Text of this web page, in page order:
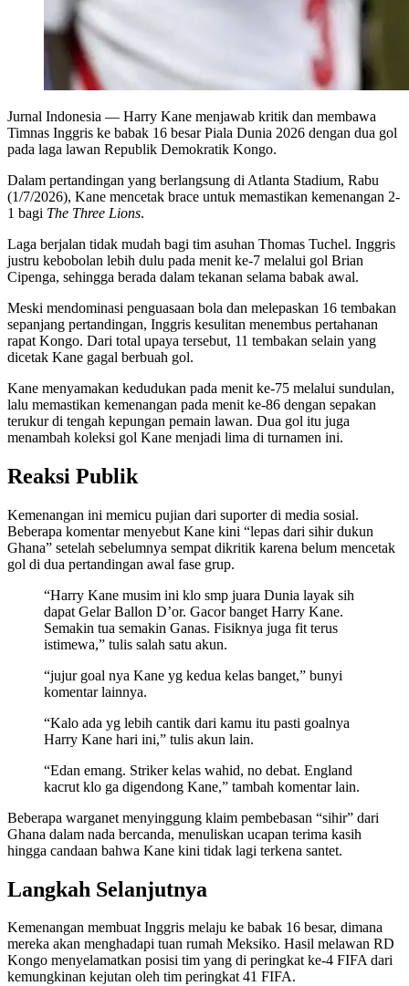
Jurnal Indonesia — Harry Kane menjawab kritik dan membawa
Timnas Inggris ke babak 16 besar Piala Dunia 2026 dengan dua gol
pada laga lawan Republik Demokratik Kongo.
Dalam pertandingan yang berlangsung di Atlanta Stadium, Rabu
(1/7/2026), Kane mencetak brace untuk memastikan kemenangan 2-
1 bagi The Three Lions.
Laga berjalan tidak mudah bagi tim asuhan Thomas Tuchel. Inggris
justru kebobolan lebih dulu pada menit ke-7 melalui gol Brian
Cipenga, sehingga berada dalam tekanan selama babak awal.
Meski mendominasi penguasaan bola dan melepaskan 16 tembakan
sepanjang pertandingan, Inggris kesulitan menembus pertahanan
rapat Kongo. Dari total upaya tersebut, 11 tembakan selain yang
dicetak Kane gagal berbuah gol.
Kane menyamakan kedudukan pada menit ke-75 melalui sundulan,
lalu memastikan kemenangan pada menit ke-86 dengan sepakan
terukur di tengah kepungan pemain lawan. Dua gol itu juga
menambah koleksi gol Kane menjadi lima di turnamen ini.
Reaksi Publik
Kemenangan ini memicu pujian dari suporter di media sosial.
Beberapa komentar menyebut Kane kini “lepas dari sihir dukun
Ghana” setelah sebelumnya sempat dikritik karena belum mencetak
gol di dua pertandingan awal fase grup.
“Harry Kane musim ini klo smp juara Dunia layak sih
dapat Gelar Ballon D’or. Gacor banget Harry Kane.
Semakin tua semakin Ganas. Fisiknya juga fit terus
istimewa,” tulis salah satu akun.
“jujur goal nya Kane yg kedua kelas banget,” bunyi
komentar lainnya.
“Kalo ada yg lebih cantik dari kamu itu pasti goalnya
Harry Kane hari ini,” tulis akun lain.
“Edan emang. Striker kelas wahid, no debat. England
kacrut klo ga digendong Kane,” tambah komentar lain.
Beberapa warganet menyinggung klaim pembebasan “sihir” dari
Ghana dalam nada bercanda, menuliskan ucapan terima kasih
hingga candaan bahwa Kane kini tidak lagi terkena santet.
Langkah Selanjutnya
Kemenangan membuat Inggris melaju ke babak 16 besar, dimana
mereka akan menghadapi tuan rumah Meksiko. Hasil melawan RD
Kongo menyelamatkan posisi tim yang di peringkat ke-4 FIFA dari
kemungkinan kejutan oleh tim peringkat 41 FIFA.